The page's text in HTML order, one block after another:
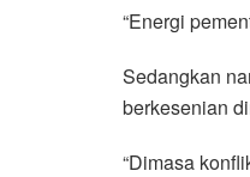
“Energi
Sedangkan
berkesenian
“Dimasa